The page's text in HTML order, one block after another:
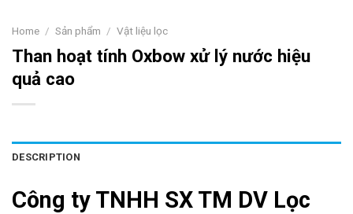
Home / Sản phẩm / Vật liệu lọc
Than hoạt tính Oxbow xử lý nước hiệu
quả cao
DESCRIPTION
Công ty TNHH SX TM DV Lọc